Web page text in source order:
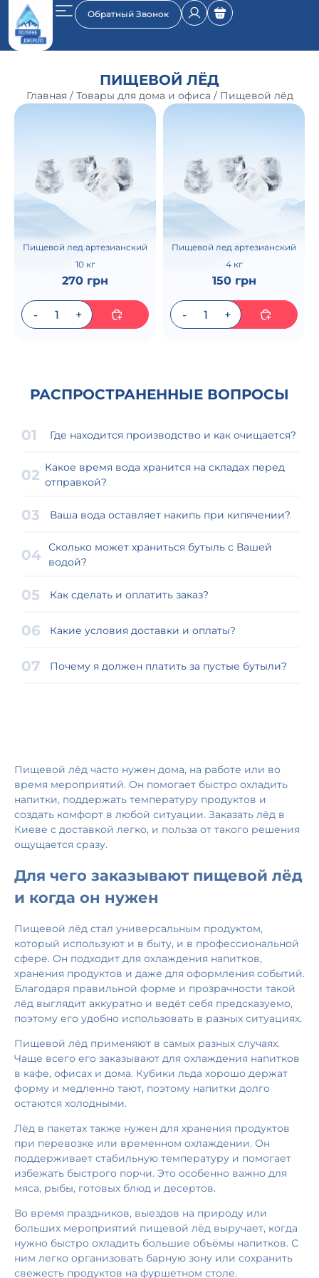
Обратный Звонок
ПИЩЕВОЙ ЛЁД
Главная / Товары для дома и офиса / Пищевой лёд
Пищевой лед артезианский
10 кг
270 грн
Пищевой лед артезианский
4 кг
150 грн
РАСПРОСТРАНЕННЫЕ ВОПРОСЫ
Где находится производство и как очищается?
Какое время вода хранится на складах перед
отправкой?
Ваша вода оставляет накипь при кипячении?
Сколько может храниться бутыль с Вашей
водой?
Как сделать и оплатить заказ?
Какие условия доставки и оплаты?
Почему я должен платить за пустые бутыли?
Пищевой лёд часто нужен дома, на работе или во
время мероприятий. Он помогает быстро охладить
напитки, поддержать температуру продуктов и
создать комфорт в любой ситуации. Заказать лёд в
Киеве с доставкой легко, и польза от такого решения
ощущается сразу.
Для чего заказывают пищевой лёд
и когда он нужен
Пищевой лёд стал универсальным продуктом,
который используют и в быту, и в профессиональной
сфере. Он подходит для охлаждения напитков,
хранения продуктов и даже для оформления событий.
Благодаря правильной форме и прозрачности такой
лёд выглядит аккуратно и ведёт себя предсказуемо,
поэтому его удобно использовать в разных ситуациях.
Пищевой лёд применяют в самых разных случаях.
Чаще всего его заказывают для охлаждения напитков
в кафе, офисах и дома. Кубики льда хорошо держат
форму и медленно тают, поэтому напитки долго
остаются холодными.
Лёд в пакетах также нужен для хранения продуктов
при перевозке или временном охлаждении. Он
поддерживает стабильную температуру и помогает
избежать быстрого порчи. Это особенно важно для
мяса, рыбы, готовых блюд и десертов.
Во время праздников, выездов на природу или
больших мероприятий пищевой лёд выручает, когда
нужно быстро охладить большие объёмы напитков. С
ним легко организовать барную зону или сохранить
свежесть продуктов на фуршетном столе.